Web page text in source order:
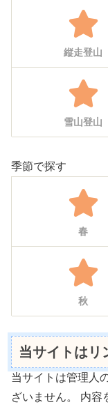
縦走登山
雪山登山
季節で探す
春
秋
当サイトはリ
当サイトは管理人
ざいません。 内容